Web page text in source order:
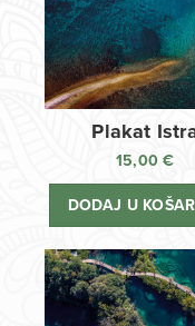
Plakat
15,00€
DODAJ U